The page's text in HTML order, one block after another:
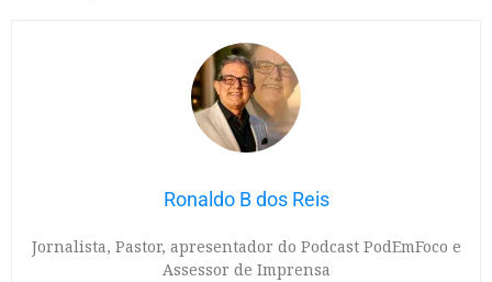
Ronaldo B dos Reis
Jornalista, Pastor, apresentador do Podcast PodEmFoco e
Assessor de Imprensa